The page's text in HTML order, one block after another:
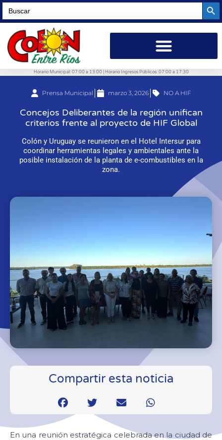
Search
for:
Horario Municipal: 07:00 a 13:00 | Horario Ingresos Públicos: 07:00 a 17:30
Prensa Municipal marzo 3, 2026 NO A HIF
Concejos Deliberantes de la región unifican
criterios frente al proyecto de HIF Global
Colón y Uruguay se reunieron en el Hotel Intersur para
coordinar herramientas legales y ambientales ante la
posible instalación de la planta de e-combustibles en la
zona.
Compartir esta noticia
En una reunión estratégica celebrada en la ciudad de